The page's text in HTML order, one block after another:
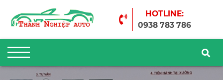
HOTLINE:
0938 783 786